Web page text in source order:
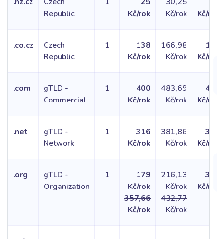
Republic
Kč/rok
Kč/rok
Kč/
.co.cz
Czech
Republic
1
138
Kč/rok
166,98
Kč/rok
Kč/
.com
gTLD -
Commercial
1
400
Kč/rok
483,69
Kč/rok
Kč/
.net
gTLD -
Network
1
316
Kč/rok
381,86
Kč/rok
Kč/
.org
gTLD -
Organization
1
179
Kč/rok
357,66
Kč/rok
216,13
Kč/rok
432,77
Kč/rok
Kč/